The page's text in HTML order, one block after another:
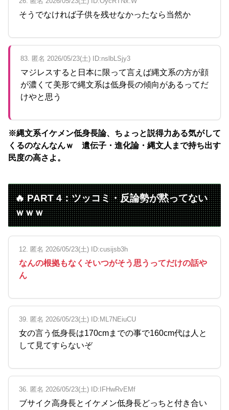
そうでなければ子供を残せなかったなら当然か
83. 匿名 2026/05/23(土) ID:nslbLSjy3
マジレスすると日本に限って言えば縄文系の方が顔
が濃くて美形で縄文系は低身長の傾向があるってだ
けやと思う
※縄文系イケメン低身長論、ちょっと説得力ある気がして
くるのなんなんｗ 遺伝子・進化論・縄文人まで持ち出す
民度の高さよ。
🔥 PART 4：ツッコミ・反論勢が黙ってない
ｗｗｗ
12. 匿名 2026/05/23(土) ID:cusijsb3h
なんの根拠もなくそいつがそう思うってだけの話や
ん
39. 匿名 2026/05/23(土) ID:ML7NEiuCU
女の言う低身長は170cmまでの事で160cm代は人と
して見てすらないぞ
36. 匿名 2026/05/23(土) ID:IFHwRvEMf
ブサイク高身長とイケメン低身長どっちと付き合い